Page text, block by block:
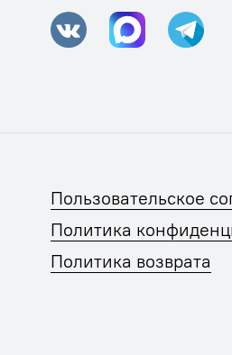
Пользовательское
Политика
Политика возврата